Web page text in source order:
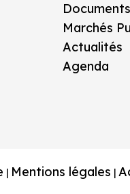
Marchés
Actualités
Agenda
| Mentions légales |